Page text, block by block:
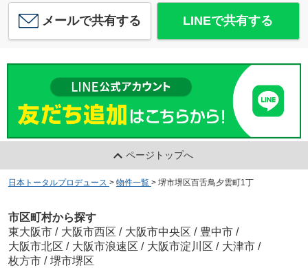
メールで共有する LINEで共有する
ページトップへ
日本トータルプロデュース > 物件一覧 > 堺市堺区百舌鳥夕雲町1丁
市区町村から探す
東大阪市 / 大阪市西区 / 大阪市中央区 / 豊中市 /
大阪市北区 / 大阪市浪速区 / 大阪市淀川区 / 大津市 /
枚方市 / 堺市堺区